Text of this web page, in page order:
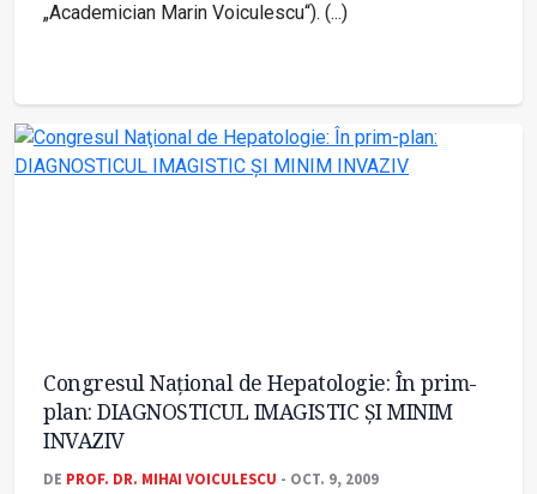
„Academician Marin Voiculescu“). (...)
Congresul Naţional de Hepatologie: În prim-
plan: DIAGNOSTICUL IMAGISTIC ŞI MINIM
INVAZIV
DE PROF. DR. MIHAI VOICULESCU - OCT. 9, 2009